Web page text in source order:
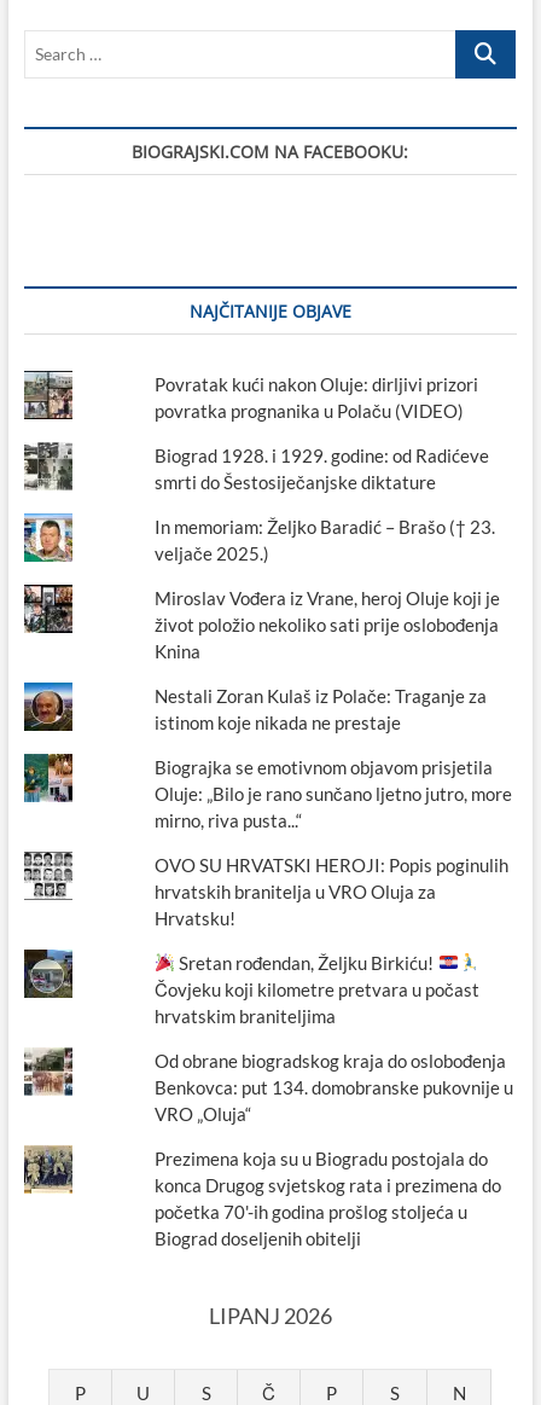
Search
BIOGRAJSKI.COM NA FACEBOOKU:
NAJČITANIJE OBJAVE
Povratak kući nakon Oluje: dirljivi prizori
povratka prognanika u Polaču (VIDEO)
Biograd 1928. i 1929. godine: od Radićeve
smrti do Šestosiječanjske diktature
In memoriam: Željko Baradić – Brašo († 23.
veljače 2025.)
Miroslav Vođera iz Vrane, heroj Oluje koji je
život položio nekoliko sati prije oslobođenja
Knina
Nestali Zoran Kulaš iz Polače: Traganje za
istinom koje nikada ne prestaje
Biograjka se emotivnom objavom prisjetila
Oluje: „Bilo je rano sunčano ljetno jutro, more
mirno, riva pusta...“
OVO SU HRVATSKI HEROJI: Popis poginulih
hrvatskih branitelja u VRO Oluja za
Hrvatsku!
Sretan rođendan, Željku Birkiću!
Čovjeku koji kilometre pretvara u počast
hrvatskim braniteljima
Od obrane biogradskog kraja do oslobođenja
Benkovca: put 134. domobranske pukovnije u
VRO „Oluja“
Prezimena koja su u Biogradu postojala do
konca Drugog svjetskog rata i prezimena do
početka 70'-ih godina prošlog stoljeća u
Biograd doseljenih obitelji
LIPANJ 2026
P U S Č P S N